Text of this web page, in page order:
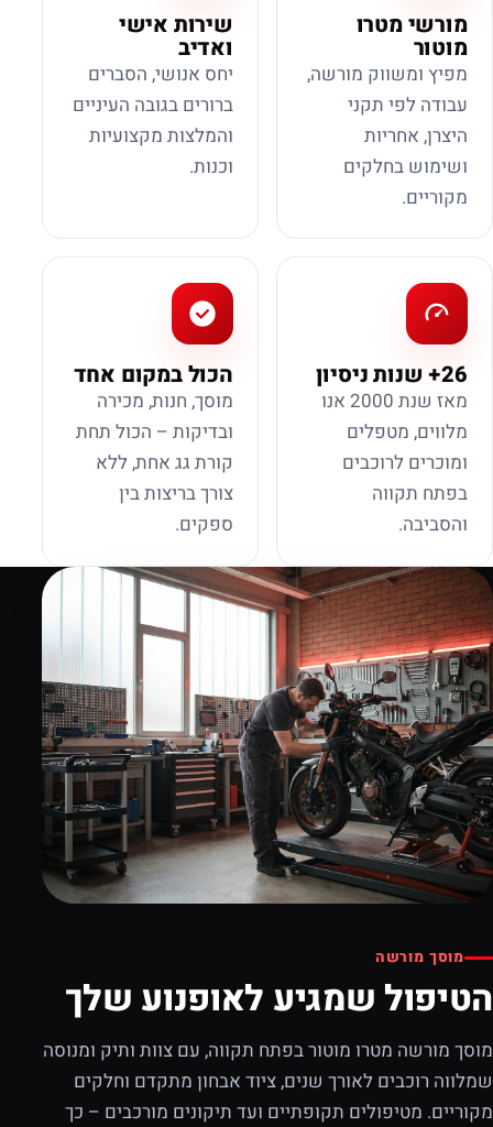
מורשי מטרו
מוטור
מפיץ ומשווק מורשה,
עבודה לפי תקני
היצרן, אחריות
ושימוש בחלקים
מקוריים.
שירות אישי
ואדיב
יחס אנושי, הסברים
ברורים בגובה העיניים
והמלצות מקצועיות
וכנות.
26+ שנות ניסיון
מאז שנת 2000 אנו
מלווים, מטפלים
ומוכרים לרוכבים
בפתח תקווה
והסביבה.
הכול במקום אחד
מוסך, חנות, מכירה
ובדיקות – הכול תחת
קורת גג אחת, ללא
צורך בריצות בין
ספקים.
מוסך מורשה
הטיפול שמגיע לאופנוע שלך
מוסך מורשה מטרו מוטור בפתח תקווה, עם צוות ותיק ומנוסה
שמלווה רוכבים לאורך שנים, ציוד אבחון מתקדם וחלקים
מקוריים. מטיפולים תקופתיים ועד תיקונים מורכבים – כך